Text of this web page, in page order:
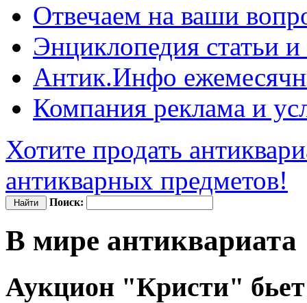
Отвечаем на ваши
Энциклопедия статьи
Антик.Инфо
Компания реклама и
Хотите продать
антикварных предметов!
Поиск:
В мире антиквариата
Аукцион "Кристи"